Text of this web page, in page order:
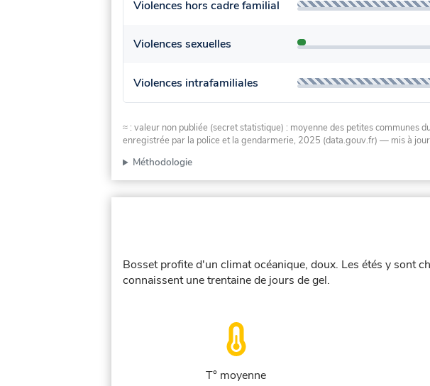
Violences hors cadre familial
Violences sexuelles
Violences intrafamiliales
≈ : valeur non publiée (secret statistique) : moyenne des petites communes
enregistrée par la police et la gendarmerie, 2025 (data.gouv.fr) — mis à
Méthodologie
Bosset profite d'un climat océanique, doux. Les étés y sont
connaissent une trentaine de jours de gel.
T° moyenne